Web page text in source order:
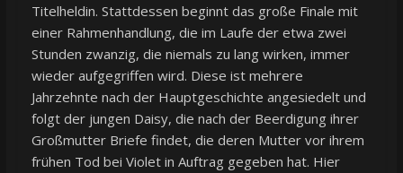
Titelheldin. Stattdessen beginnt das große Finale mit
einer Rahmenhandlung, die im Laufe der etwa zwei
Stunden zwanzig, die niemals zu lang wirken, immer
wieder aufgegriffen wird. Diese ist mehrere
Jahrzehnte nach der Hauptgeschichte angesiedelt und
folgt der jungen Daisy, die nach der Beerdigung ihrer
Großmutter Briefe findet, die deren Mutter vor ihrem
frühen Tod bei Violet in Auftrag gegeben hat. Hier